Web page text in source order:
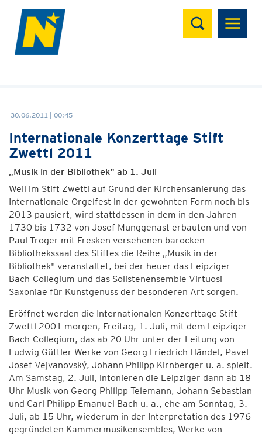
Suchen
30.06.2011 | 00:45
Internationale Konzerttage Stift
Zwettl 2011
„Musik in der Bibliothek" ab 1. Juli
Weil im Stift Zwettl auf Grund der Kirchensanierung das
Internationale Orgelfest in der gewohnten Form noch bis
2013 pausiert, wird stattdessen in dem in den Jahren
1730 bis 1732 von Josef Munggenast erbauten und von
Paul Troger mit Fresken versehenen barocken
Bibliothekssaal des Stiftes die Reihe „Musik in der
Bibliothek" veranstaltet, bei der heuer das Leipziger
Bach-Collegium und das Solistenensemble Virtuosi
Saxoniae für Kunstgenuss der besonderen Art sorgen.
Eröffnet werden die Internationalen Konzerttage Stift
Zwettl 2001 morgen, Freitag, 1. Juli, mit dem Leipziger
Bach-Collegium, das ab 20 Uhr unter der Leitung von
Ludwig Güttler Werke von Georg Friedrich Händel, Pavel
Josef Vejvanovský, Johann Philipp Kirnberger u. a. spielt.
Am Samstag, 2. Juli, intonieren die Leipziger dann ab 18
Uhr Musik von Georg Philipp Telemann, Johann Sebastian
und Carl Philipp Emanuel Bach u. a., ehe am Sonntag, 3.
Juli, ab 15 Uhr, wiederum in der Interpretation des 1976
gegründeten Kammermusikensembles, Werke von